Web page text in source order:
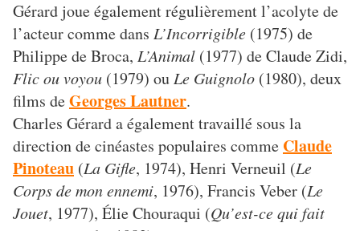
Gérard joue également régulièrement l’acolyte de
l’acteur comme dans L’Incorrigible (1975) de
Philippe de Broca, L’Animal (1977) de Claude Zidi,
Flic ou voyou (1979) ou Le Guignolo (1980), deux
films deGeorges Lautner.
Charles Gérard a également travaillé sous la
direction de cinéastes populaires comme Claude
Pinoteau (La Gifle, 1974), Henri Verneuil (Le
Corps de mon ennemi, 1976), Francis Veber (Le
Jouet, 1977), Élie Chouraqui (Qu’est-ce qui fait